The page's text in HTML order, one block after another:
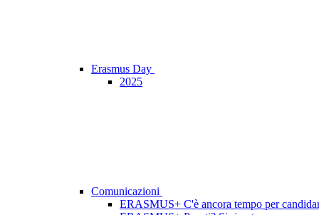
Erasmus Day
2025
Comunicazioni
ERASMUS+ C'è ancora tempo per